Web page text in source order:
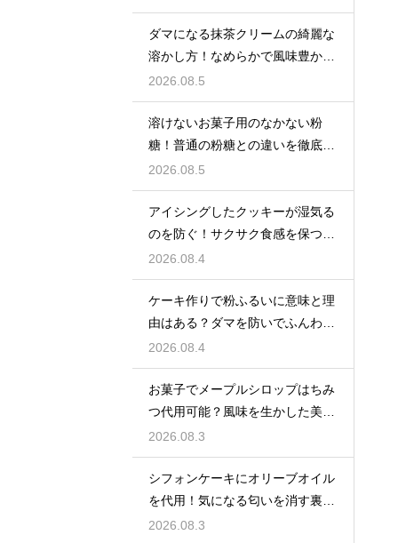
ダマになる抹茶クリームの綺麗な
溶かし方！なめらかで風味豊かな
クリームを作る
2026.08.5
溶けないお菓子用のなかない粉
糖！普通の粉糖との違いを徹底解
説
2026.08.5
アイシングしたクッキーが湿気る
のを防ぐ！サクサク食感を保つ裏
技
2026.08.4
ケーキ作りで粉ふるいに意味と理
由はある？ダマを防いでふんわり
と軽い生地に焼き上げるための基
本
2026.08.4
お菓子でメープルシロップはちみ
つ代用可能？風味を生かした美味
しい技
2026.08.3
シフォンケーキにオリーブオイル
を代用！気になる匂いを消す裏ワ
ザ
2026.08.3